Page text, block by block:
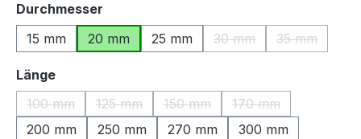
Durchmesser
15 mm
20 mm 25 mm 30 mm
(Diese Option ist
35 mm
(Diese
Längeauswählen
100 mm
(Diese Option ist zurzeit nicht verfügbar.)
125 mm
(Diese Option ist zurzeit nicht verfügbar.)
150 mm
(Diese Option ist zurzeit nicht
170 mm
(Diese Option ist
200 mm 250 mm 270 mm
300 mm